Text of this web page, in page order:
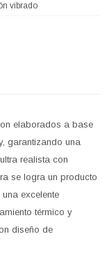
vibrado
elaborados a base
garantizando una
realista con
se logra un producto
excelente
térmico y
diseño de